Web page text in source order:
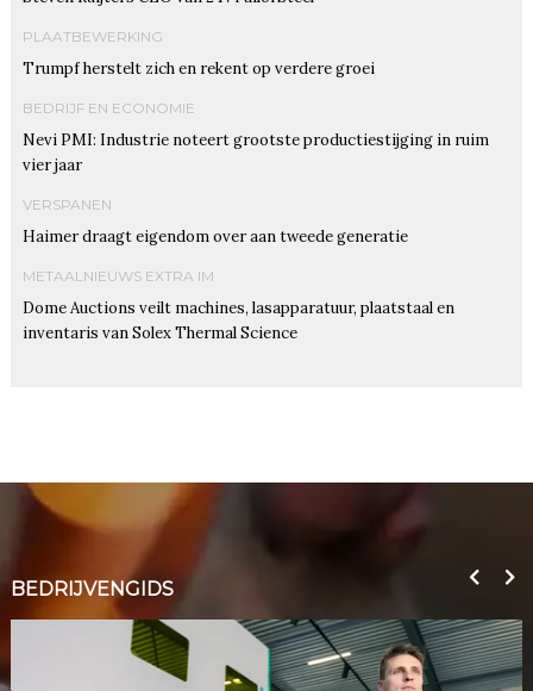
PLAATBEWERKING
Trumpf herstelt zich en rekent op verdere groei
BEDRIJF EN ECONOMIE
Nevi PMI: Industrie noteert grootste productiestijging in ruim
vier jaar
VERSPANEN
Haimer draagt eigendom over aan tweede generatie
METAALNIEUWS EXTRA IM
Dome Auctions veilt machines, lasapparatuur, plaatstaal en
inventaris van Solex Thermal Science
BEDRIJVENGIDS